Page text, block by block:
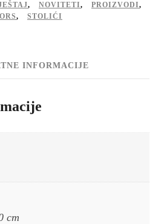
, NOVITETI, PROIZVODI,
, STOLIĆI
INFORMACIJE
cm